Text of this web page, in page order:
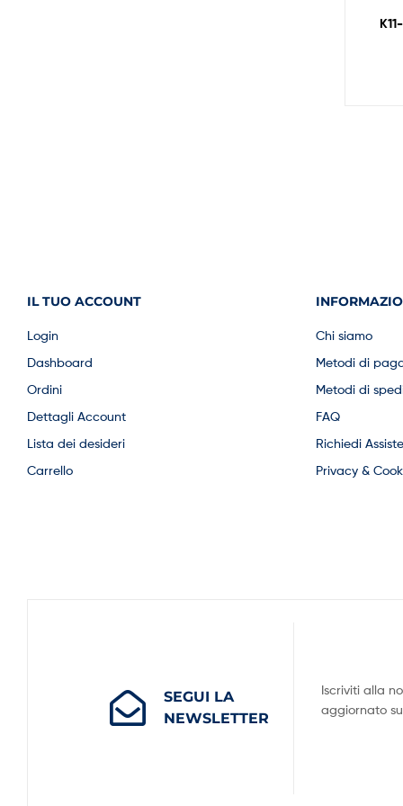
IL TUO ACCOUNT
Login
Dashboard
Ordini
Dettagli Account
Lista dei desideri
Carrello
Chi siamo
Metodi di
Metodi di
FAQ
Richiedi
Privacy &
SEGUI LA
NEWSLETTER
Iscriviti alla
aggiornato